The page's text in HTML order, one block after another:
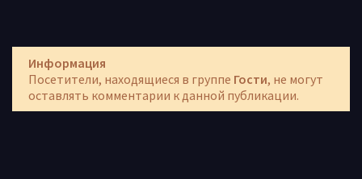
Информация
Посетители, находящиеся в группе Гости, не могут
оставлять комментарии к данной публикации.